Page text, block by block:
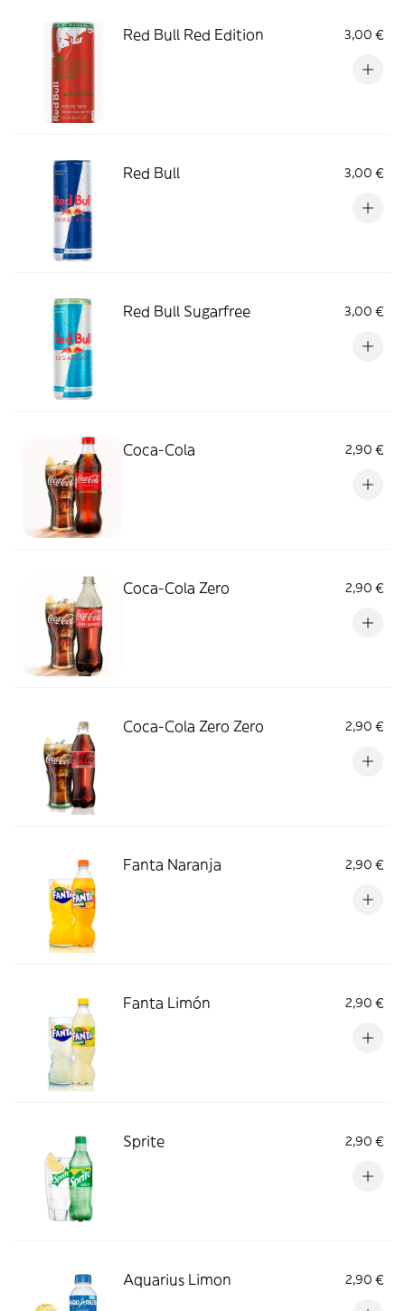
Red Bull Red Edition 3,00 €
Red Bull 3,00 €
Red Bull Sugarfree 3,00 €
Coca-Cola 2,90 €
Coca-Cola Zero 2,90 €
Coca-Cola Zero Zero 2,90 €
Fanta Naranja 2,90 €
Fanta Limón 2,90 €
Sprite 2,90 €
Aquarius Limon 2,90 €